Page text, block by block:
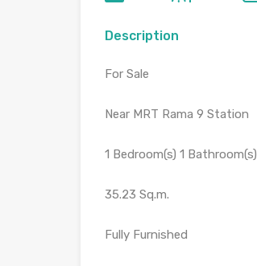
Description
For Sale
Near MRT Rama 9 Station
1 Bedroom(s) 1 Bathroom(s)
35.23 Sq.m.
Fully Furnished